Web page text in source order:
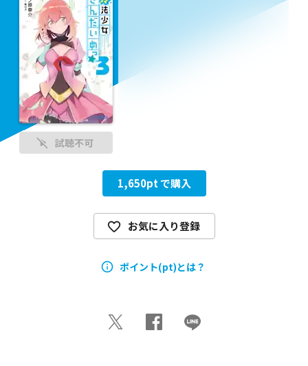
試聴不可
1,650pt で購入
お気に入り登録
ポイント(pt)とは？